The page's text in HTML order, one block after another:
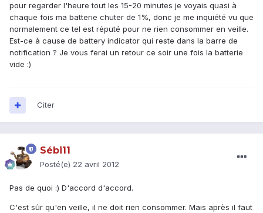
pour regarder l'heure tout les 15-20 minutes je voyais quasi à
chaque fois ma batterie chuter de 1%, donc je me inquiété vu que
normalement ce tel est réputé pour ne rien consommer en veille.
Est-ce à cause de battery indicator qui reste dans la barre de
notification ? Je vous ferai un retour ce soir une fois la batterie
vide :)
Citer
Sébi11
Posté(e) 22 avril 2012
Pas de quoi :) D'accord d'accord.
C'est sûr qu'en veille, il ne doit rien consommer. Mais après il faut